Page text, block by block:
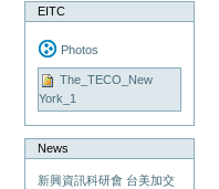
EITC
Photos
The_TECO_New
York_1
News
新興資訊科研會 台美加交